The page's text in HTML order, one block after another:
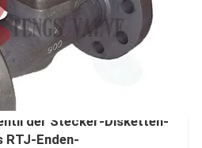
der Stecker-Disketten-
RTJ-Enden-